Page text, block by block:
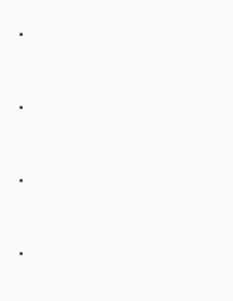
.
.
.
.